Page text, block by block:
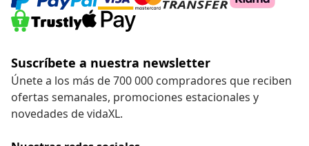
Suscríbete a nuestra newsletter
Únete a los más de 700 000 compradores que reciben
ofertas semanales, promociones estacionales y
novedades de vidaXL.